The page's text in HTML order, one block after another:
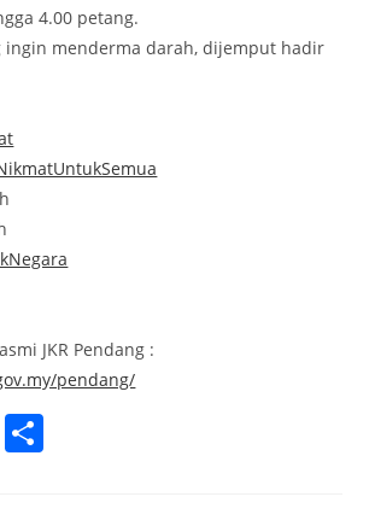
4.00 petang.
ingin menderma darah, dijemput hadir
JKR Pendang :
pendang/
E